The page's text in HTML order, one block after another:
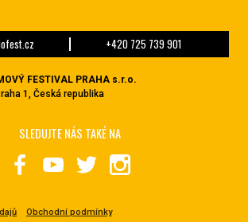
+420 725 739 901
FESTIVAL PRAHA s.r.o.
1, Česká republika
Obchodní podmínky
SLEDUJTE NÁS TAKÉ NA